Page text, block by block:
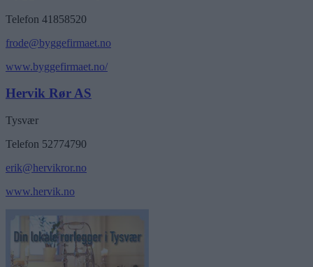
Telefon 41858520
frode@byggefirmaet.no
www.byggefirmaet.no/
Hervik Rør AS
Tysvær
Telefon 52774790
erik@hervikror.no
www.hervik.no